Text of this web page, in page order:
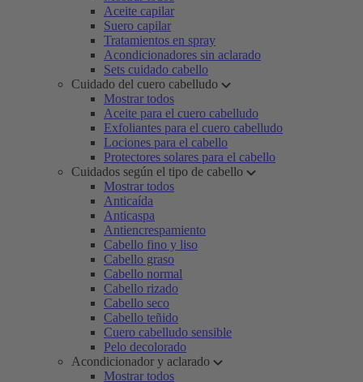
Aceite capilar
Suero capilar
Tratamientos en spray
Acondicionadores sin aclarado
Sets cuidado cabello
Cuidado del cuero cabelludo
Mostrar todos
Aceite para el cuero cabelludo
Exfoliantes para el cuero cabelludo
Lociones para el cabello
Protectores solares para el cabello
Cuidados según el tipo de cabello
Mostrar todos
Anticaída
Anticaspa
Antiencrespamiento
Cabello fino y liso
Cabello graso
Cabello normal
Cabello rizado
Cabello seco
Cabello teñido
Cuero cabelludo sensible
Pelo decolorado
Acondicionador y aclarado
Mostrar todos